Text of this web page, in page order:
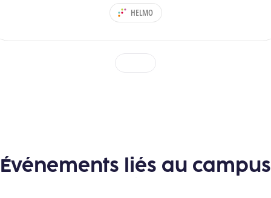
DÉPARTEMENT :
HELMO
1 2
Événements liés au campus